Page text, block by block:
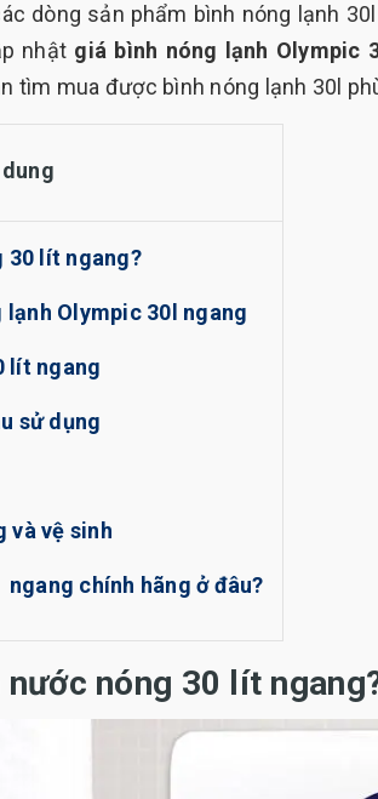
dòng sản phẩm bình nóng lạnh
nhật giá bình nóng lạnh Olympic
tìm mua được bình nóng lạnh 30l
30 lít ngang?
Olympic 30l ngang
lít ngang
sử dụng
và vệ sinh
chính hãng ở đâu?
nóng 30 lít